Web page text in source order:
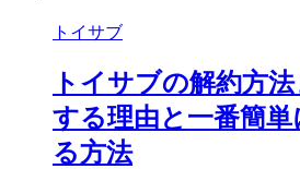
トイサブ
トイサブの解約方
する理由と一番簡
る方法